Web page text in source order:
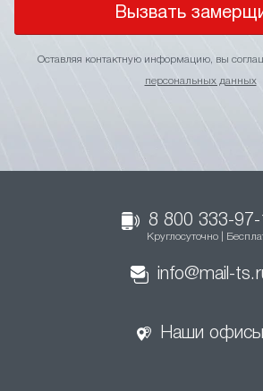
Вызвать
Оставляя контактную информацию, вы
персональных данных
8 800 333-97-
Круглосуточно |
info@mail-
Наши офисы